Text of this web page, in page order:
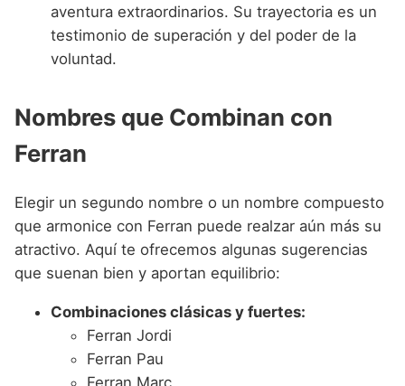
aventura extraordinarios. Su trayectoria es un
testimonio de superación y del poder de la
voluntad.
Nombres que Combinan con
Ferran
Elegir un segundo nombre o un nombre compuesto
que armonice con Ferran puede realzar aún más su
atractivo. Aquí te ofrecemos algunas sugerencias
que suenan bien y aportan equilibrio:
Combinaciones clásicas y fuertes:
Ferran Jordi
Ferran Pau
Ferran Marc